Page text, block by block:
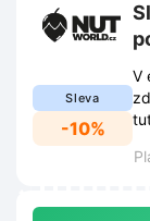
Sleva
-10%
V